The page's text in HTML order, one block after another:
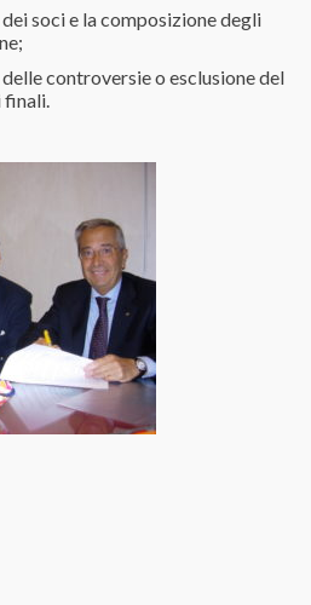
soci e la composizione degli
controversie o esclusione del
finali.